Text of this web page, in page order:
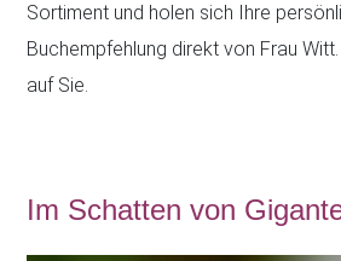
Sortiment und holen sich Ihre
Buchempfehlung direkt von Frau
auf Sie.
Im Schatten von